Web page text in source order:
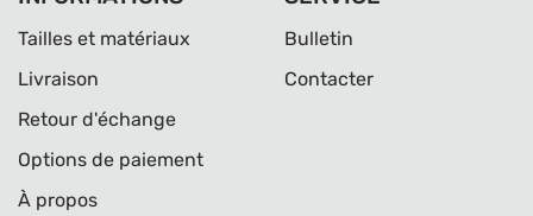
Tailles et matériaux
Livraison
Retour d'échange
Options de paiement
À propos
Bulletin
Contacter